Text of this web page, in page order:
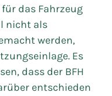
das Fahrzeug
nicht als
werden,
Es
dass der BFH
entschieden